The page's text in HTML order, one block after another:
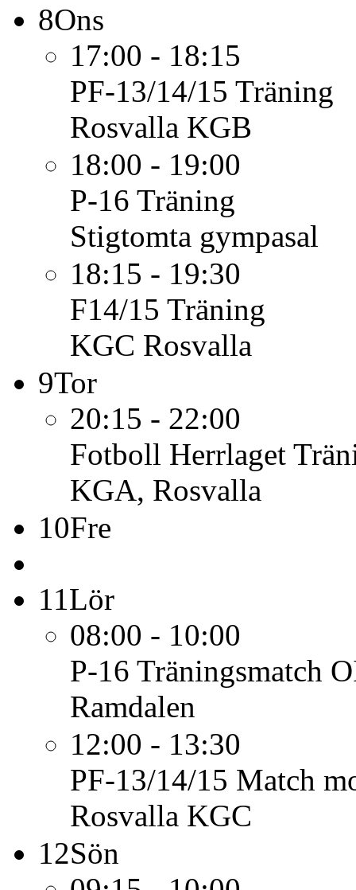
8Ons
17:00 - 18:15
PF-13/14/15 Träning
Rosvalla KGB
18:00 - 19:00
P-16 Träning
Stigtomta gympasal
18:15 - 19:30
F14/15 Träning
KGC Rosvalla
9Tor
20:15 - 22:00
Fotboll Herrlaget
KGA, Rosvalla
10Fre
11Lör
08:00 - 10:00
P-16 Träningsmatch
Ramdalen
12:00 - 13:30
PF-13/14/15 Match
Rosvalla KGC
12Sön